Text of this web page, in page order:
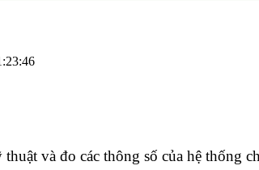
và đo các thông số của hệ thống